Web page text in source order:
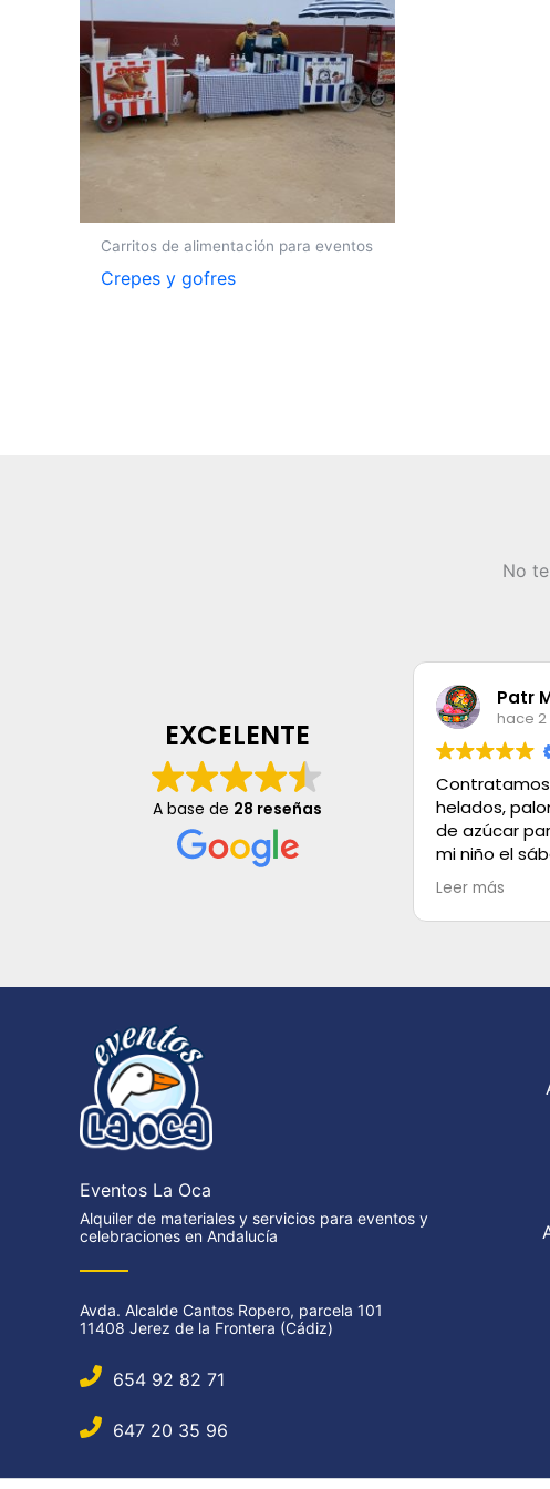
Carritos de alimentación para eventos
Crepes y gofres
No
EXCELENTE
A base de 28 reseñas
Patr
hace
helados,
de azúcar
mi niño el
mayo, solo
es Excelente,
buenos, el
Leer más
Eventos La Oca
Alquiler de materiales y servicios para eventos y
celebraciones en Andalucía
Avda. Alcalde Cantos Ropero, parcela 101
11408 Jerez de la Frontera (Cádiz)
654 92 82 71
647 20 35 96